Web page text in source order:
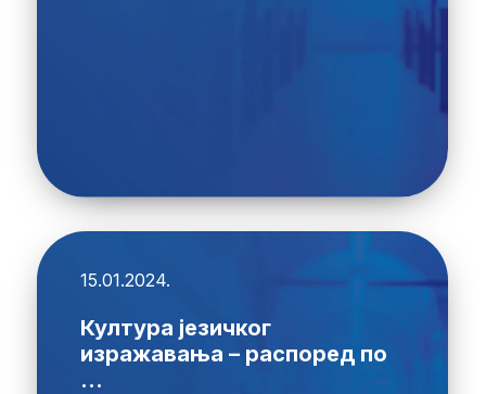
15.01.2024.
Култура језичког
изражавања – распоред по
...